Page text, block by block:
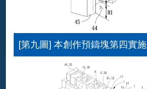
[第九圖] 本創作預鑄塊第四實